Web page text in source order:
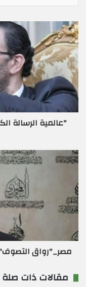
ي
د
ك
ا
ل
ل
ك
ي
"عالمية الرسالة
مصر_"رواق التصوف"
مقالات ذات صلة